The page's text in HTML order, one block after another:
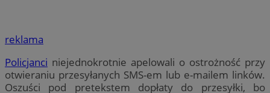
reklama
Policjanci niejednokrotnie apelowali o ostrożność przy
otwieraniu przesyłanych SMS-em lub e-mailem linków.
Oszuści pod pretekstem dopłaty do przesyłki, bo